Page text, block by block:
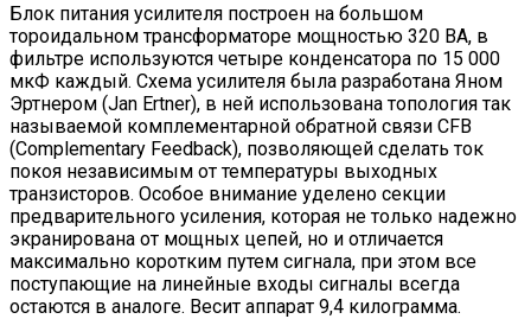
Блок питания усилителя построен на большом
тороидальном трансформаторе мощностью 320 ВА, в
фильтре используются четыре конденсатора по 15 000
мкФ каждый. Схема усилителя была разработана Яном
Эртнером (Jan Ertner), в ней использована топология так
называемой комплементарной обратной связи CFB
(Complementary Feedback), позволяющей сделать ток
покоя независимым от температуры выходных
транзисторов. Особое внимание уделено секции
предварительного усиления, которая не только надежно
экранирована от мощных цепей, но и отличается
максимально коротким путем сигнала, при этом все
поступающие на линейные входы сигналы всегда
остаются в аналоге. Весит аппарат 9,4 килограмма.